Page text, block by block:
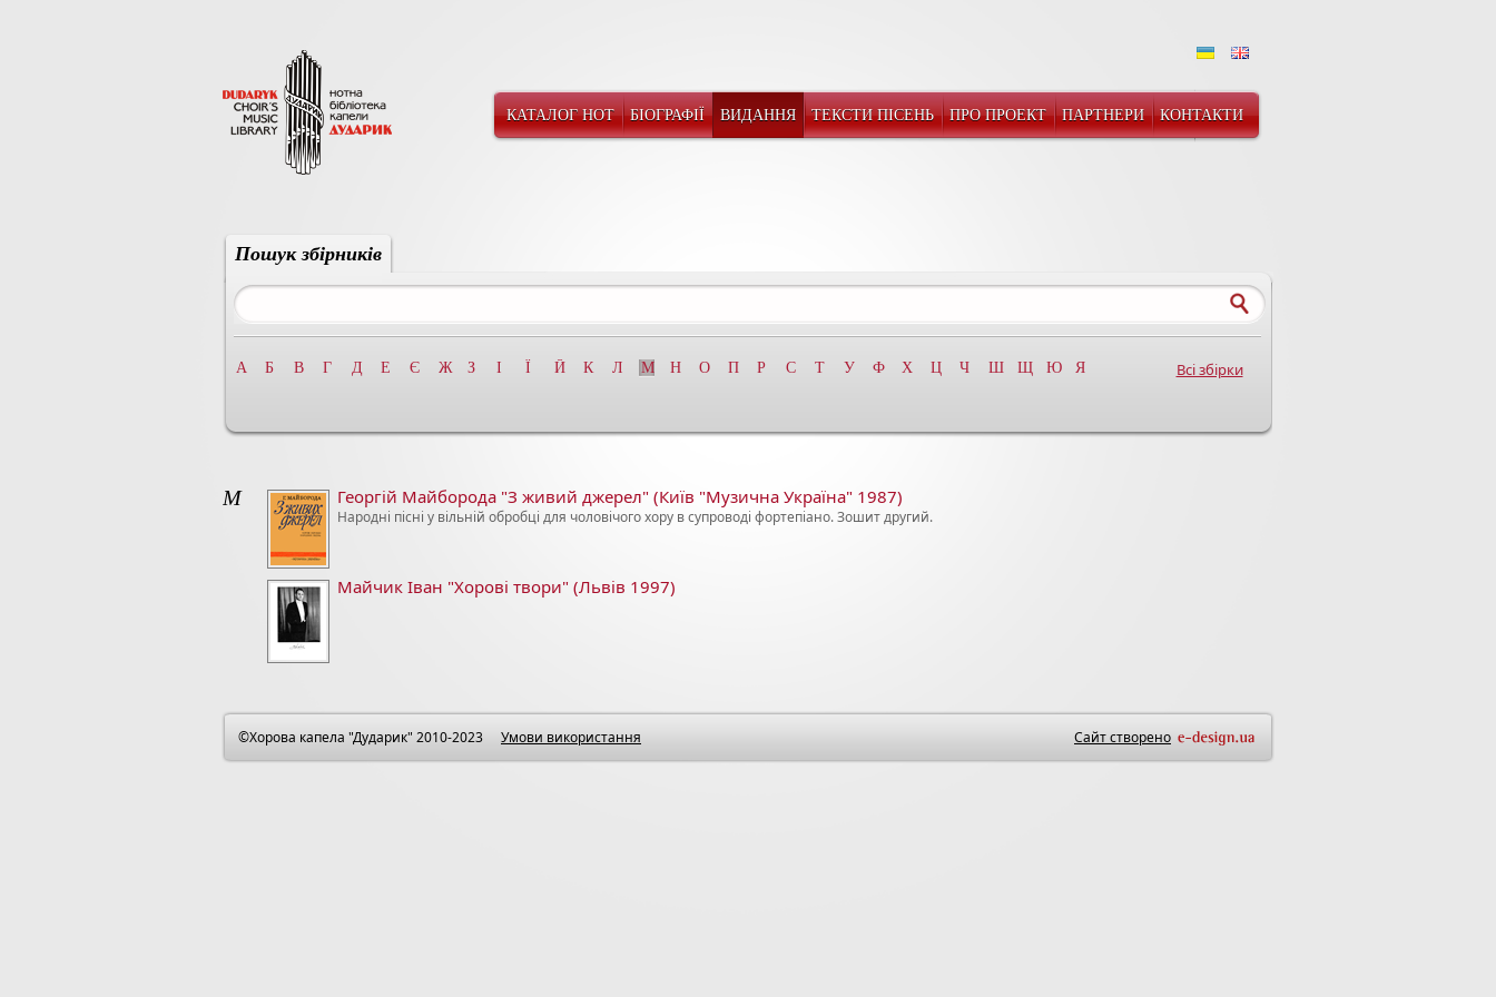
КАТАЛОГ НОТ БІОГРАФІЇ ВИДАННЯ ТЕКСТИ ПІСЕНЬ ПРО ПРОЕКТ ПАРТНЕРИ КОНТАКТИ
Пошук збірників
А Б В Г Д Е Є Ж З І Ї Й К Л М Н О П Р С Т У Ф Х Ц Ч Ш Щ Ю Я Всі збірки
М Георгій Майборода "З живий джерел" (Київ "Музична Україна" 1987)
Народні пісні у вільній обробці для чоловічого хору в супроводі фортепіано. Зошит другий.
Майчик Іван "Хорові твори" (Львів 1997)
©Хорова капела "Дударик" 2010-2023 Умови використання Сайт створено